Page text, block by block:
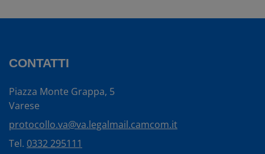
CONTATTI
Piazza Monte Grappa, 5
Varese
protocollo.va@va.legalmail.camcom.it
Tel. 0332 295111